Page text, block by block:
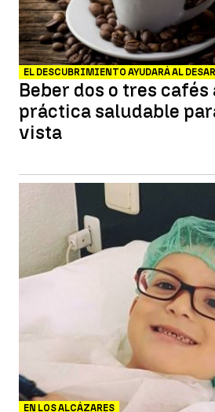
EL DESCUBRIMIENTO AYUDARÁ AL
Beber dos o tres cafés
práctica saludable
vista
EN LOS ALCÁZARES